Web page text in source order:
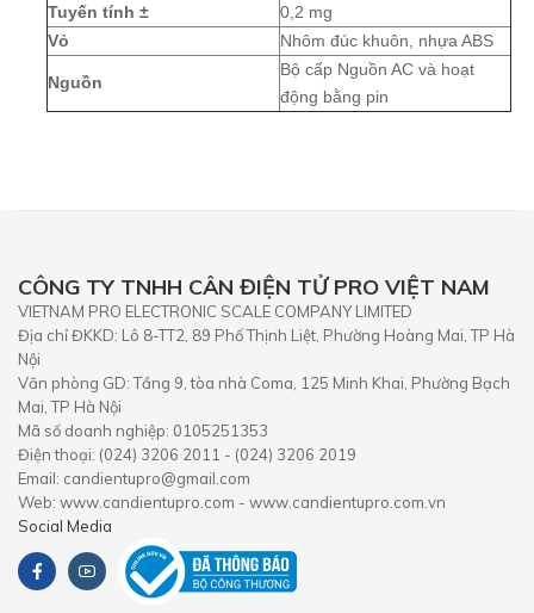
Tuyến tính ±
0,2 mg
Vỏ
Nhôm đúc khuôn, nhựa ABS
Nguồn
Bộ cấp Nguồn AC và hoạt
động bằng pin
CÔNG TY TNHH CÂN ĐIỆN TỬ PRO VIỆT NAM
VIETNAM PRO ELECTRONIC SCALE COMPANY LIMITED
Địa chỉ ĐKKD: Lô 8-TT2, 89 Phố Thịnh Liệt, Phường Hoàng Mai, TP Hà
Nội
Văn phòng GD: Tầng 9, tòa nhà Coma, 125 Minh Khai, Phường Bạch
Mai, TP Hà Nội
Mã số doanh nghiệp: 0105251353
Điện thoại: (024) 3206 2011 - (024) 3206 2019
Email: candientupro@gmail.com
Web: www.candientupro.com - www.candientupro.com.vn
Social Media